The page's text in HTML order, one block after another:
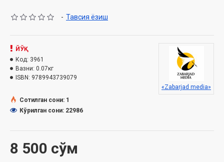
- Тавсия ёзиш
8 500 сўм
ЙЎҚ
Код: 3961
Вазни: 0.07кг
ISBN: 9789943739079
«Zabarjad media»
Сотилган сони: 1
Кўрилган сони: 22986